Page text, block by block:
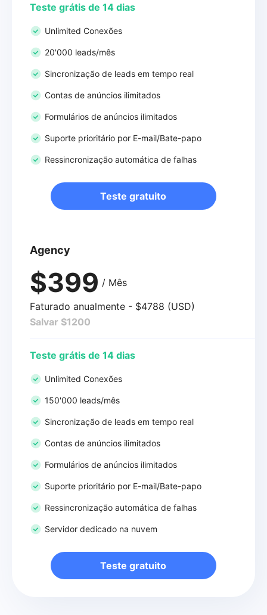
Teste grátis de 14 dias
Unlimited Conexões
20'000 leads/mês
Sincronização de leads em tempo real
Contas de anúncios ilimitados
Formulários de anúncios ilimitados
Suporte prioritário por E-mail/Bate-papo
Ressincronização automática de falhas
Teste gratuito
Agency
$399 / Mês
Faturado anualmente - $4788 (USD)
Salvar $1200
Teste grátis de 14 dias
Unlimited Conexões
150'000 leads/mês
Sincronização de leads em tempo real
Contas de anúncios ilimitados
Formulários de anúncios ilimitados
Suporte prioritário por E-mail/Bate-papo
Ressincronização automática de falhas
Servidor dedicado na nuvem
Teste gratuito